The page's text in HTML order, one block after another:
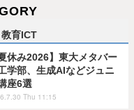
教育ICT
夏休み2026】東大メタバー
学部、生成AIなどジュニ
座6選
Thu 11:15